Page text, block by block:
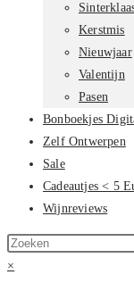
Kerstmis
Nieuwjaar
Valentijn
Pasen
Bonboekjes
Zelf Ontwerpen
Sale
Cadeautjes < 5
Wijnreviews
Zoek
op
×